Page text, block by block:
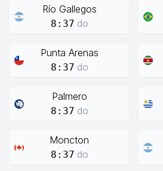
Río Gallegos
8:37 do
Punta Arenas
8:37 do
Palmero
8:37 do
Moncton
8:37 do